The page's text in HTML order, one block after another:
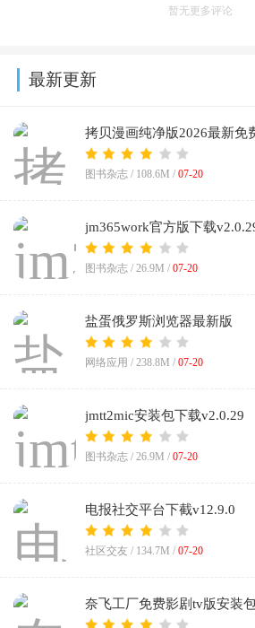
暂无更多评论
最新更新
拷贝漫画纯净版2026最新免
图书杂志 / 108.6M / 07-20
jm365work官方版下载
图书杂志 / 26.9M / 07-20
盐蛋俄罗斯浏览器最新版
(yandex)v26.6.4.106
网络应用 / 238.8M / 07-20
jmtt2mic安装包下载v2.0.29
图书杂志 / 26.9M / 07-20
电报社交平台下截v12.9.0
社区交友 / 134.7M / 07-20
奈飞工厂免费影剧tv版安装
2 64426